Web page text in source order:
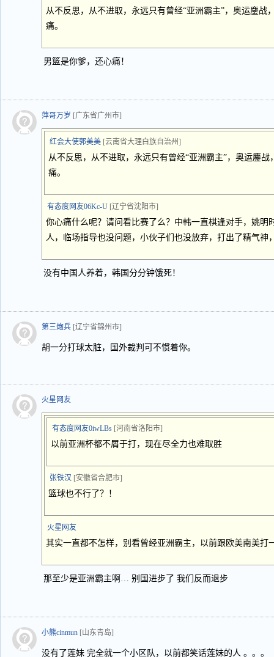
从不反思，从不进取，永远只有曾经“亚洲霸主”，奥运鏖战
痛。
男篮是你爹，还心痛！
萍哥万岁 [广东省广州市]
红会大使郭美美 [云南省大理白族自治州]
从不反思，从不进取，永远只有曾经“亚洲霸主”，奥运鏖
痛。
有态度网友06Kc-U [辽宁省沈阳市]
你心痛什么呢？请问看比赛了么？中韩一直棋逢对手，姚明
人，临场指导也没问题，小伙子们也没放弃，打出了精气神
没有中国人养着，韩国分分钟饿死！
第三炮兵 [辽宁省锦州市]
胡一分打球太脏，国外裁判可不惯着你。
火星网友
有态度网友0iwLBs [河南省洛阳市]
以前亚洲杯都不屑于打，现在尽全力也难取胜
张铁汉 [安徽省合肥市]
篮球也不行了？！
火星网友
其实一直都不怎样，别看曾经亚洲霸主，以前跟欧美南美打
那至少是亚洲霸主啊… 别国进步了 我们反而退步
小熊cinmun [山东青岛]
没有了莲妹 完全就一个小区队，以前都笑话莲妹的人 。。。